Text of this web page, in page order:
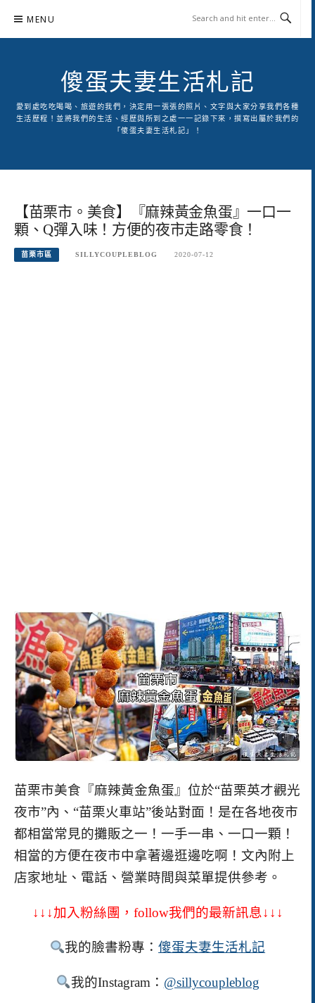
content
MENU
傻蛋夫妻生活札記
愛到處吃吃喝喝、旅遊的我們，決定用一張張的照片、文字與大家分享我們各種
生活歷程！並將我們的生活、經歷與所到之處一一記錄下來，撰寫出屬於我們的
「傻蛋夫妻生活札記」！
【苗栗市。美食】『麻辣黃金魚蛋』一口一
顆、Q彈入味！方便的夜市走路零食！
苗栗市區 SILLYCOUPLEBLOG 2020-07-12
苗栗市美食『麻辣黃金魚蛋』位於“苗栗英才觀光
夜市”內、“苗栗火車站”後站對面！是在各地夜市
都相當常見的攤販之一！一手一串、一口一顆！
相當的方便在夜市中拿著邊逛邊吃啊！ 文內附上
店家地址、電話、營業時間與菜單提供參考。
↓↓↓加入粉絲團， follow我們的最新訊息↓↓↓
我的臉書粉專：傻蛋夫妻生活札記
我的Instagram ： @sillycoupleblog